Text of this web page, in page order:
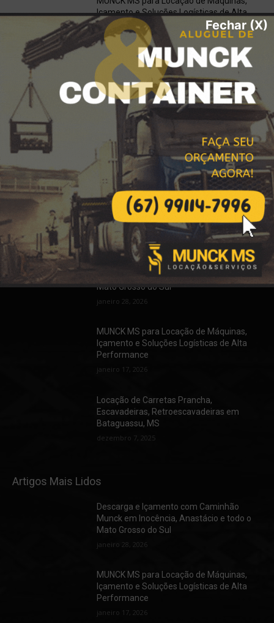
Içamento e Soluções Logísticas de Alta
Performance
janeiro 17, 2026
Locação de Carretas Prancha,
Escavadeiras, Retroescavadeiras em
Bataguassu, MS
dezembro 7, 2025
Água Potável Certificada em Bataguassu
e Região? Contrate o Caminhão Pipa da
MUNCK MS!
dezembro 6, 2025
Destaques da Locação
Descarga e Içamento com Caminhão
Munck em Inocência, Anastácio e todo o
Mato Grosso do Sul
janeiro 28, 2026
MUNCK MS para Locação de Máquinas,
Içamento e Soluções Logísticas de Alta
Performance
janeiro 17, 2026
Locação de Carretas Prancha,
Escavadeiras, Retroescavadeiras em
Bataguassu, MS
dezembro 7, 2025
Artigos Mais Lidos
Descarga e Içamento com Caminhão
Munck em Inocência, Anastácio e todo o
Mato Grosso do Sul
janeiro 28, 2026
MUNCK MS para Locação de Máquinas,
Içamento e Soluções Logísticas de Alta
Performance
janeiro 17, 2026
Fechar (X)